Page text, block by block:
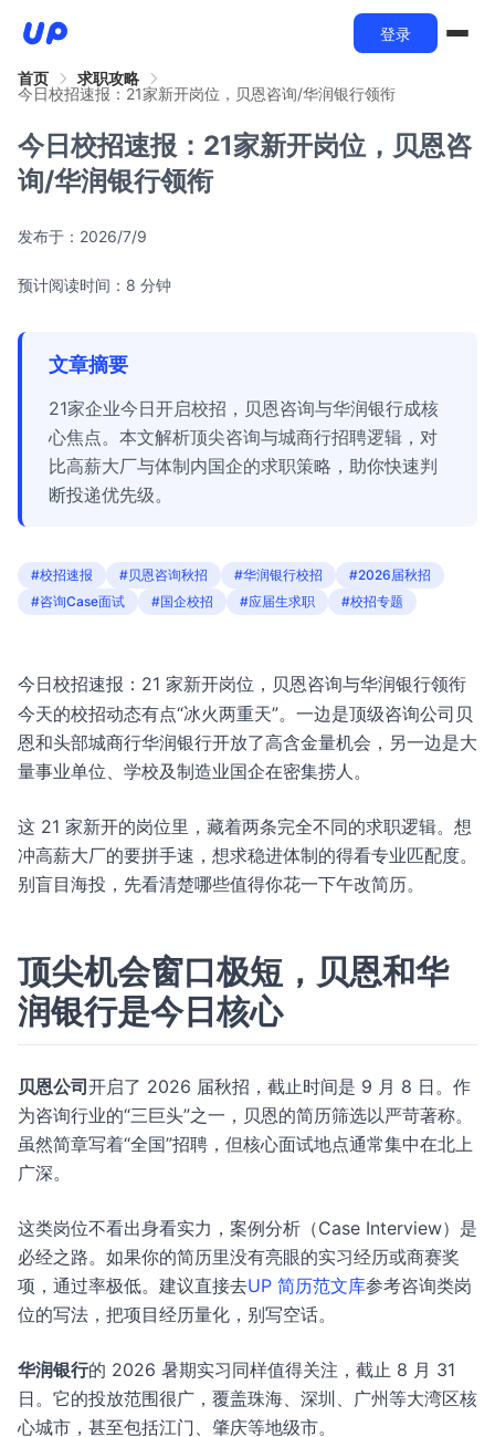
登录
首页
求职攻略
今日校招速报：21家新开岗位，贝恩咨询/华润银行领衔
今日校招速报：21家新开岗位，贝恩咨
询/华润银行领衔
发布于： 2026/7/9
预计阅读时间：8 分钟
文章摘要
21家企业今日开启校招，贝恩咨询与华润银行成核
心焦点。本文解析顶尖咨询与城商行招聘逻辑，对
比高薪大厂与体制内国企的求职策略，助你快速判
断投递优先级。
#校招速报 #贝恩咨询秋招 #华润银行校招
#2026届秋招
#咨询Case面试
#国企校招 #应届生求职 #校招专题
今日校招速报：21 家新开岗位，贝恩咨询与华润银行领衔
今天的校招动态有点“冰火两重天”。一边是顶级咨询公司贝
恩和头部城商行华润银行开放了高含金量机会，另一边是大
量事业单位、学校及制造业国企在密集捞人。
这 21 家新开的岗位里，藏着两条完全不同的求职逻辑。想
冲高薪大厂的要拼手速，想求稳进体制的得看专业匹配度。
别盲目海投，先看清楚哪些值得你花一下午改简历。
顶尖机会窗口极短，贝恩和华
润银行是今日核心
贝恩公司 开启了 2026 届秋招，截止时间是 9 月 8 日。作
为咨询行业的“三巨头”之一，贝恩的简历筛选以严苛著称。
虽然简章写着“全国”招聘，但核心面试地点通常集中在北上
广深。
这类岗位不看出身看实力，案例分析（Case Interview）是
必经之路。如果你的简历里没有亮眼的实习经历或商赛奖
项，通过率极低。建议直接去UP 简历范文库参考咨询类岗
位的写法，把项目经历量化，别写空话。
华润银行的 2026 暑期实习同样值得关注，截止 8 月 31
日。它的投放范围很广，覆盖珠海、深圳、广州等大湾区核
心城市，甚至包括江门、肇庆等地级市。